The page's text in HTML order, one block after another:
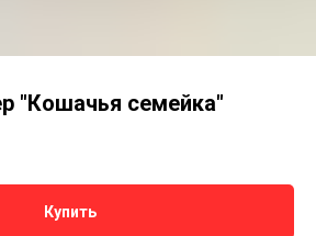
"Кошачья семейка"
Купить